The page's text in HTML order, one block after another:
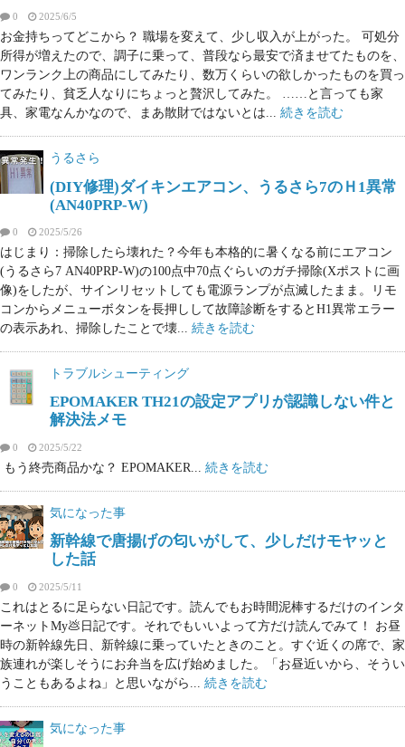
0 2025/6/5
お金持ちってどこから？ 職場を変えて、少し収入が上がった。 可処分
所得が増えたので、調子に乗って、普段なら最安で済ませてたものを、
ワンランク上の商品にしてみたり、数万くらいの欲しかったものを買っ
てみたり、貧乏人なりにちょっと贅沢してみた。 ……と言っても家
具、家電なんかなので、まあ散財ではないとは... 続きを読む
うるさら
(DIY修理)ダイキンエアコン、うるさら7のＨ1異常
(AN40PRP-W)
0 2025/5/26
はじまり：掃除したら壊れた？今年も本格的に暑くなる前にエアコン
(うるさら7 AN40PRP-W)の100点中70点ぐらいのガチ掃除(Xポストに画
像)をしたが、サインリセットしても電源ランプが点滅したまま。リモ
コンからメニューボタンを長押しして故障診断をするとH1異常エラー
の表示あれ、掃除したことで壊... 続きを読む
トラブルシューティング
EPOMAKER TH21の設定アプリが認識しない件と
解決法メモ
0 2025/5/22
もう終売商品かな？ EPOMAKER... 続きを読む
気になった事
新幹線で唐揚げの匂いがして、少しだけモヤッと
した話
0 2025/5/11
これはとるに足らない日記です。読んでもお時間泥棒するだけのインタ
ーネットMy💩日記です。それでもいいよって方だけ読んでみて！ お昼
時の新幹線先日、新幹線に乗っていたときのこと。すぐ近くの席で、家
族連れが楽しそうにお弁当を広げ始めました。「お昼近いから、そうい
うこともあるよね」と思いながら... 続きを読む
気になった事